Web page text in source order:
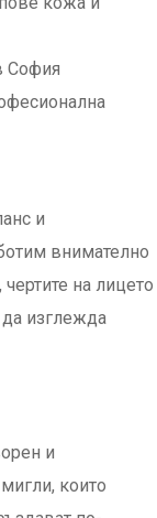
София
и
внимателно
на лицето
да изглежда
и
които